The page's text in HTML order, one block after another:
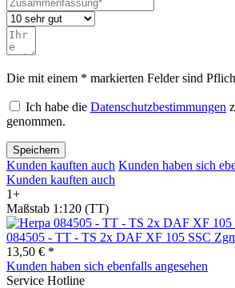
Die mit einem * markierten Felder sind
Ich habe die Datenschutzbestimmungen
genommen.
Speichern
Kunden kauften auch Kunden haben sich
Kunden kauften auch
1+
Maßstab 1:120 (TT)
084505 - TT - TS 2x DAF XF 105 SSC
13,50 € *
Kunden haben sich ebenfalls angesehen
Service Hotline